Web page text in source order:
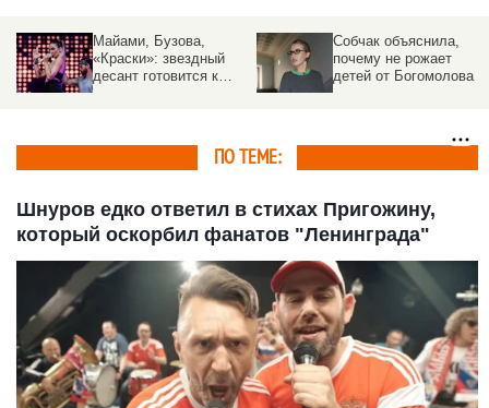
Майами, Бузова,
«Краски»: звездный
десант готовится к
Собчак объяснила,
почему не рожает
детей от Богомолова
ПО ТЕМЕ:
Шнуров едко ответил в стихах Пригожину,
который оскорбил фанатов "Ленинграда"